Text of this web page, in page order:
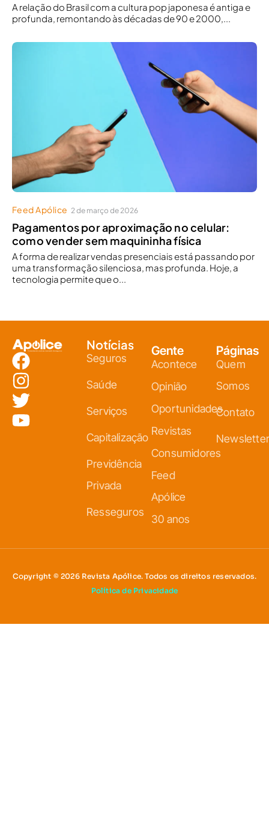
A relação do Brasil com a cultura pop japonesa é antiga e
profunda, remontando às décadas de 90 e 2000,...
Feed Apólice 2 de março de 2026
Pagamentos por aproximação no celular:
como vender sem maquininha física
A forma de realizar vendas presenciais está passando por
uma transformação silenciosa, mas profunda. Hoje, a
tecnologia permite que o...
Notícias
Seguros
Saúde
Serviços
Capitalização
Previdência
Privada
Resseguros
Gente
Acontece
Opinião
Oportunidades
Revistas
Consumidores
Feed
Apólice
30 anos
Páginas
Quem
Somos
Contato
Newsletter
Copyright © 2026 Revista Apólice. Todos os direitos reservados.
Política de Privacidade